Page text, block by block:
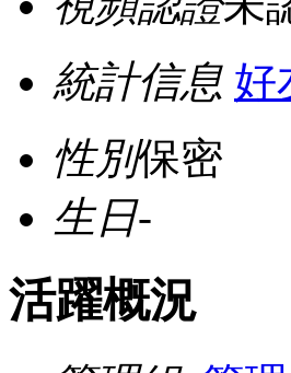
統計信息 好
性別保密
生日-
活躍概況